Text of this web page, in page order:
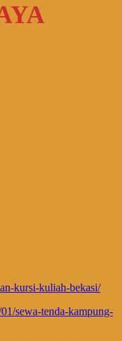
kursi-kuliah-bekasi/
sewa-tenda-kampung-